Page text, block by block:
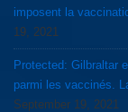
imposent la
19, 2021
Protected: Gilbraltar
parmi les vaccinés.
September 19, 2021